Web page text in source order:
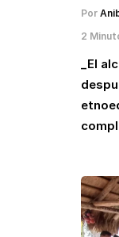
Por
2
_El